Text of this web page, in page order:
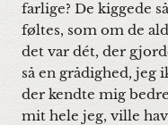
farlige? De kiggede
føltes, som om de
det var dét, der
så en grådighed, jeg
der kendte mig
mit hele jeg, ville